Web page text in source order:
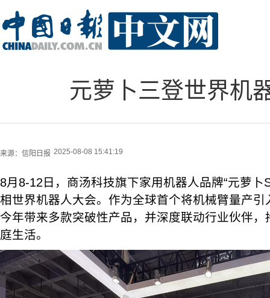
元萝卜三登世界机
来源： 信阳日报 2025-08-08 15:41:19
8月8-12日，商汤科技旗下家用机器人品牌“元萝卜
相世界机器人大会。作为全球首个将机械臂量产
今年带来多款突破性产品，并深度联动行业伙伴
庭生活。